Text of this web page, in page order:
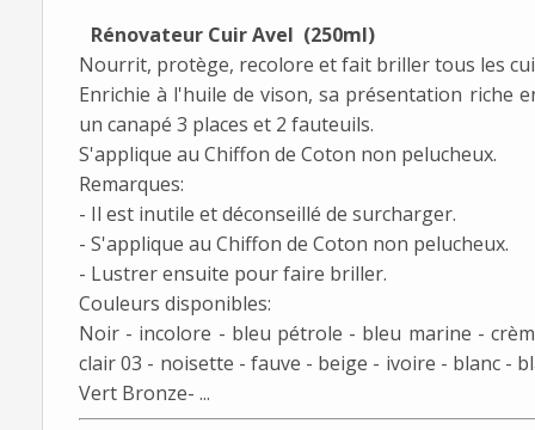
Rénovateur Cuir Avel (250ml)
Nourrit, protège, recolore et fait briller tous les
Enrichie à l'huile de vison, sa présentation
un canapé 3 places et 2 fauteuils.
S'applique au Chiffon de Coton non pelucheux.
Remarques:
- Il est inutile et déconseillé de surcharger.
- S'applique au Chiffon de Coton non pelucheux.
- Lustrer ensuite pour faire briller.
Couleurs disponibles:
Noir - incolore - bleu pétrole - bleu marine -
clair 03 - noisette - fauve - beige - ivoire - blanc -
Vert Bronze- ...